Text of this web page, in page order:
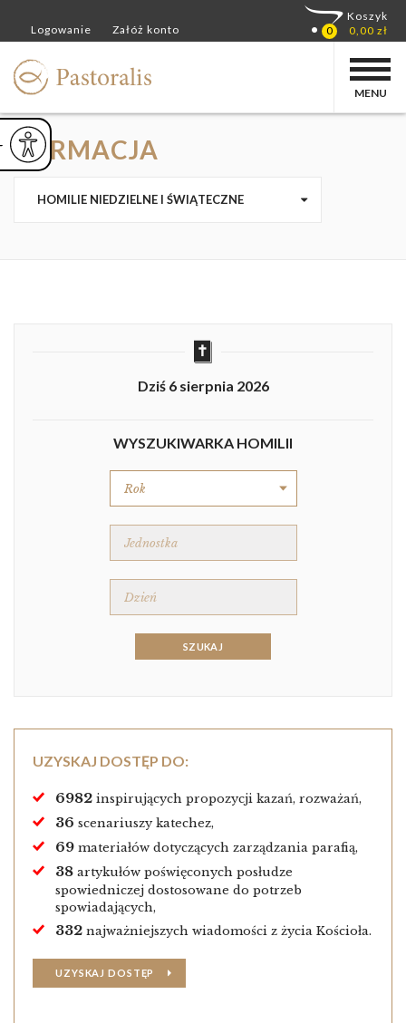
czcionkę
czcionka
Powiększ czcionkę
MENU
FORMACJA
HOMILIE NIEDZIELNE I ŚWIĄTECZNE
Dziś 6 sierpnia 2026
WYSZUKIWARKA HOMILII
UZYSKAJ DOSTĘP DO:
6982 inspirujących propozycji kazań, rozważań,
36 scenariuszy katechez,
69 materiałów dotyczących zarządzania parafią,
38 artykułów poświęconych posłudze
spowiedniczej dostosowane do potrzeb
spowiadających,
332 najważniejszych wiadomości z życia Kościoła.
UZYSKAJ DOSTĘP